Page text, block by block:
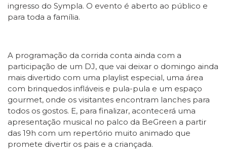
ingresso do Sympla. O evento é aberto ao público e
para toda a família.
A programação da corrida conta ainda com a
participação de um DJ, que vai deixar o domingo ainda
mais divertido com uma playlist especial, uma área
com brinquedos infláveis e pula-pula e um espaço
gourmet, onde os visitantes encontram lanches para
todos os gostos. E, para finalizar, acontecerá uma
apresentação musical no palco da BeGreen a partir
das 19h com um repertório muito animado que
promete divertir os pais e a criançada.